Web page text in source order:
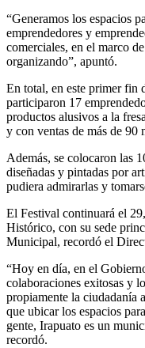
“Generamos los espacios
emprendedores y
comerciales, en el marco
organizando”, apuntó.
En total, en este primer fin
participaron 17
productos alusivos a la
y con ventas de más de 90
Además, se colocaron las
diseñadas y pintadas por
pudiera admirarlas y
El Festival continuará el
Histórico, con su sede
Municipal, recordó el
“Hoy en día, en el
colaboraciones exitosas y
propiamente la ciudadanía
que ubicar los espacios
gente, Irapuato es un
recordó.